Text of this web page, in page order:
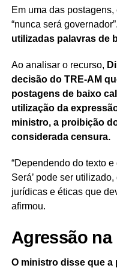
Em uma das
“nunca será governador”.
utilizadas palavras de
Ao analisar o recurso,
decisão do TRE-AM
postagens de baixo
utilização da
ministro, a proibição
considerada censura.
“Dependendo do texto
Será’ pode ser
jurídicas e éticas que
afirmou.
Agressão
O ministro disse que